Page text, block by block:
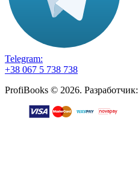
Telegram:
+38 067 5 738 738
ProfiBooks © 2026. Разработчик: